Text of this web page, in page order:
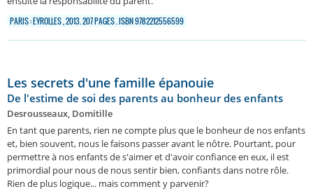
PARIS : EYROLLES , 2013. 207 PAGES . ISBN 9782212556599
Les secrets d'une famille épanouie
De l'estime de soi des parents au bonheur des enfants
Desrousseaux, Domitille
En tant que parents, rien ne compte plus que le bonheur de nos enfants
et, bien souvent, nous le faisons passer avant le nôtre. Pourtant, pour
permettre à nos enfants de s'aimer et d'avoir confiance en eux, il est
primordial pour nous de nous sentir bien, confiants dans notre rôle.
Rien de plus logique... mais comment y parvenir?